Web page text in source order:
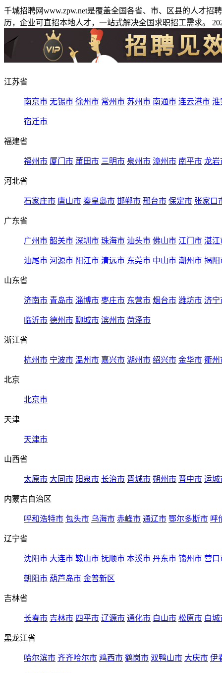
千城招聘网www.zpw.net是覆盖全国各省、市、区县的人才
历，企业可直招本地人才，一站式解决全国求职招工需求。
江苏省
南京市 无锡市 徐州市 常州市 苏州市 南通市 连云港市 淮
宿迁市
福建省
福州市 厦门市 莆田市 三明市 泉州市 漳州市 南平市 龙岩
河北省
石家庄市 唐山市 秦皇岛市 邯郸市 邢台市 保定市 张家口
广东省
广州市 韶关市 深圳市 珠海市 汕头市 佛山市 江门市 湛江
汕尾市 河源市 阳江市 清远市 东莞市 中山市 潮州市 揭阳
山东省
济南市 青岛市 淄博市 枣庄市 东营市 烟台市 潍坊市 济宁
临沂市 德州市 聊城市 滨州市 菏泽市
浙江省
杭州市 宁波市 温州市 嘉兴市 湖州市 绍兴市 金华市 衢州
北京
北京市
天津
天津市
山西省
太原市 大同市 阳泉市 长治市 晋城市 朔州市 晋中市 运城
内蒙古自治区
呼和浩特市 包头市 乌海市 赤峰市 通辽市 鄂尔多斯市 呼
辽宁省
沈阳市 大连市 鞍山市 抚顺市 本溪市 丹东市 锦州市 营口
朝阳市 葫芦岛市 金普新区
吉林省
长春市 吉林市 四平市 辽源市 通化市 白山市 松原市 白城
黑龙江省
哈尔滨市 齐齐哈尔市 鸡西市 鹤岗市 双鸭山市 大庆市 伊